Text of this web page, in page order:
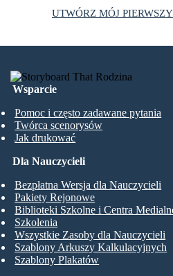
UTWÓRZ MÓJ
Wsparcie
Pomoc i często zadawane pytania
Twórca scenorysów
Jak drukować
Dla Nauczycieli
Bezpłatna Wersja dla Nauczycieli
Pakiety Rejonowe
Biblioteki Szkolne i Centra
Szkolenia
Wszystkie Zasoby dla Nauczycieli
Szablony Arkuszy Kalkulacyjnych
Szablony Plakatów